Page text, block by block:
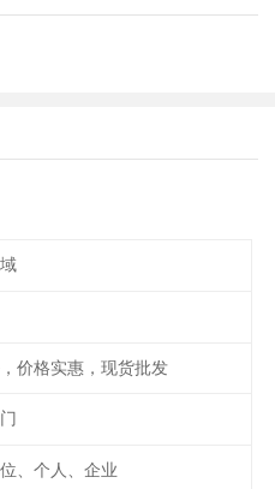
价格实惠，现货批发
、个人、企业